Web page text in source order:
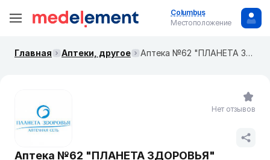
Columbus
Местоположение
Главная Аптеки, другое Аптека №62 "ПЛАНЕТА ЗДОРОВЬЯ"
Аптека №62 "ПЛАНЕТА ЗДОРОВЬЯ"
Нет отзывов